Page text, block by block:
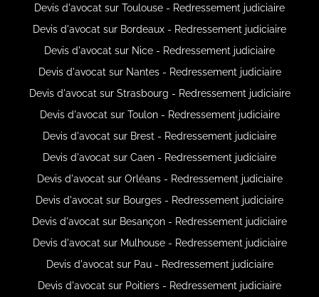
Devis d'avocat sur Toulouse - Redressement judiciaire
Devis d'avocat sur Bordeaux - Redressement judiciaire
Devis d'avocat sur Nice - Redressement judiciaire
Devis d'avocat sur Nantes - Redressement judiciaire
Devis d'avocat sur Strasbourg - Redressement judiciaire
Devis d'avocat sur Toulon - Redressement judiciaire
Devis d'avocat sur Brest - Redressement judiciaire
Devis d'avocat sur Caen - Redressement judiciaire
Devis d'avocat sur Orléans - Redressement judiciaire
Devis d'avocat sur Bourges - Redressement judiciaire
Devis d'avocat sur Besançon - Redressement judiciaire
Devis d'avocat sur Mulhouse - Redressement judiciaire
Devis d'avocat sur Pau - Redressement judiciaire
Devis d'avocat sur Poitiers - Redressement judiciaire